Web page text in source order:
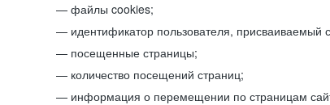
файлы cookies;
идентификатор пользователя, присваиваемый
посещенные страницы;
количество посещений страниц;
информация о перемещении по страницам